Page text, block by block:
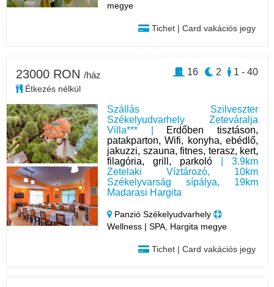
megye
Tichet | Card vakációs jegy
Szállás Szilveszter
Székelyudvarhely Zeteváralja
Villa*** | Erdőben tisztáson,
patakparton, Wifi, konyha, ebédlő,
jakuzzi, szauna, fitnes, terasz, kert,
filagória, grill, parkoló | 3.9km
Zetelaki Víztározó, 10km
Székelyvarság sípálya, 19km
Madarasi Hargita
Panzió Székelyudvarhely
Wellness | SPA, Hargita megye
Tichet | Card vakációs jegy
23000 RON /ház
Étkezés nélkül
1 - 40
2
16